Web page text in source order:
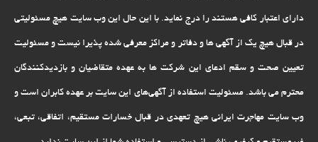
دارای اعتبار کافی هستند را درج نماید. با این حال این وب سایت هیچ مسئولیتی
در قبال هیچ یک از آگهی ها و دفاتر و مراکز معرفی شده پذیرا نیست و مسئولیت
تعیین صحت و سقم ادعای این شرکت ها به عهده متقاضیان و بازدیدکنندگان
محترم می باشد. مسئولیت استفاده از آگهی‌های این سایت بر عهده کابران است و
وب سایت مهاجرت ایرانی هیچ تعهدى در قبال خسارات مستقیم، اتفاقى، تبعى،